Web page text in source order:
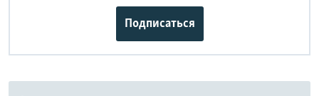
Подписаться